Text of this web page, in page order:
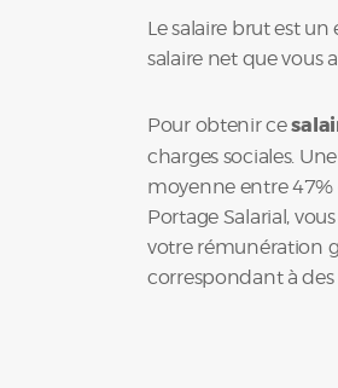
Le salaire brut est
salaire net que vous
Pour obtenir ce
charges sociales.
moyenne entre 47%
Portage Salarial,
votre rémunération
correspondant à